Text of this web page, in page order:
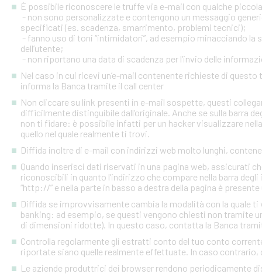
È possibile riconoscere le truffe via e-mail con qualche
- non sono personalizzate e contengono un messaggio
specificati (es. scadenza, smarrimento, problemi tecnici);
- fanno uso di toni “intimidatori”, ad esempio minacciando
dell’utente;
- non riportano una data di scadenza per l’invio delle
Nel caso in cui ricevi un’e-mail contenente richieste di
informa la Banca tramite il call center
Non cliccare su link presenti in e-mail sospette, questi
difficilmente distinguibile dall’originale. Anche se sulla barra
non ti fidare: è possibile infatti per un hacker visualizzare
quello nel quale realmente ti trovi.
Diffida inoltre di e-mail con indirizzi web molto lunghi,
Quando inserisci dati riservati in una pagina web, assicurati
riconoscibili in quanto l’indirizzo che compare nella barra
“http://” e nella parte in basso a destra della pagina è
Diffida se improvvisamente cambia la modalità con la quale
banking: ad esempio, se questi vengono chiesti non tramite
di dimensioni ridotte). In questo caso, contatta la Banca
Controlla regolarmente gli estratti conto del tuo conto
riportate siano quelle realmente effettuate. In caso
Le aziende produttrici dei browser rendono periodicamente